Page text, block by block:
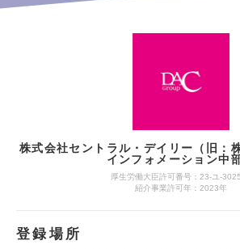
株式会社セントラル・デイリー（旧：
インフォメーション中部
厚生労働大臣許可番号：23-ユ-
紹介事業許可年：2023年
登録場所